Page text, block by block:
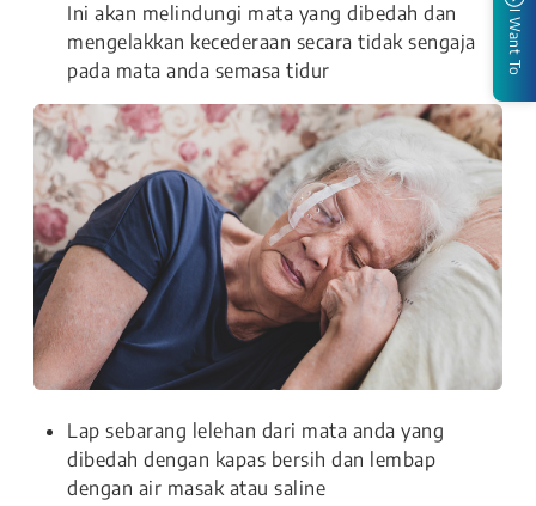
Ini akan melindungi mata yang dibedah dan
mengelakkan kecederaan secara tidak sengaja
pada mata anda semasa tidur
Lap sebarang lelehan dari mata anda yang
dibedah dengan kapas bersih dan lembap
dengan air masak atau saline
I Want To